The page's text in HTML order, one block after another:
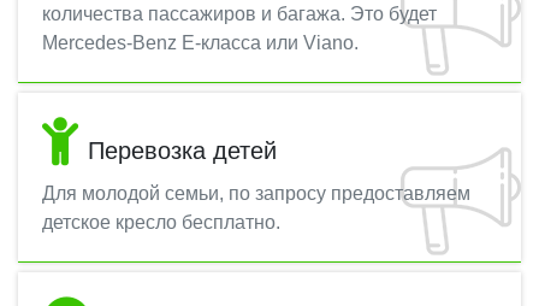
количества пассажиров и багажа. Это будет
Mercedes-Benz E-класса или Viano.
Перевозка детей
Для молодой семьи, по запросу предоставляем
детское кресло бесплатно.